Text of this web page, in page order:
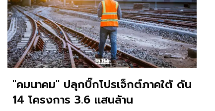
"คมนาคม" ปลุกบิ๊กโปรเจ็กต์ภาคใต้ ดัน
14 โครงการ 3.6 แสนล้าน